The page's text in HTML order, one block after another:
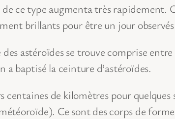
de ce type augmenta très
brillants pour être un jour
astéroïdes se trouve comprise
a baptisé la ceinture d’astéroïdes.
de kilomètres pour
Ce sont des corps de